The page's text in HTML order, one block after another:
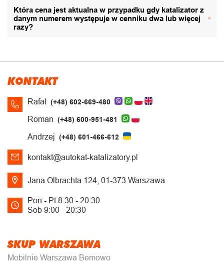
Która cena jest aktualna w przypadku gdy katalizator z
danym numerem występuje w cenniku dwa lub więcej
razy?
KONTAKT
Rafał (+48) 602-669-480
Roman (+48) 600-951-481
Andrzej (+48) 601-466-612
kontakt@autokat-katalizatory.pl
Jana Olbrachta 124, 01-373 Warszawa
Pon - Pt 8:30 - 20:30
Sob 9:00 - 20:30
SKUP WARSZAWA
Mobilnie Warszawa Bemowo